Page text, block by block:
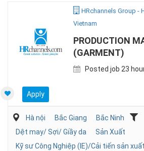
HRchannels Group -
Vietnam
PRODUCTION
(GARMENT)
Posted job 23
Apply
Hà nội Bắc Giang
Bắc Ninh
Dệt may/ Sợi/ Giầy da
Sản Xuất
Kỹ sư Công Nghiệp (IE)/Cải tiến sản xuất